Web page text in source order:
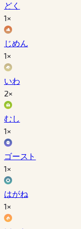
どく
1×
じめん
1×
いわ
2×
むし
1×
ゴースト
1×
はがね
1×